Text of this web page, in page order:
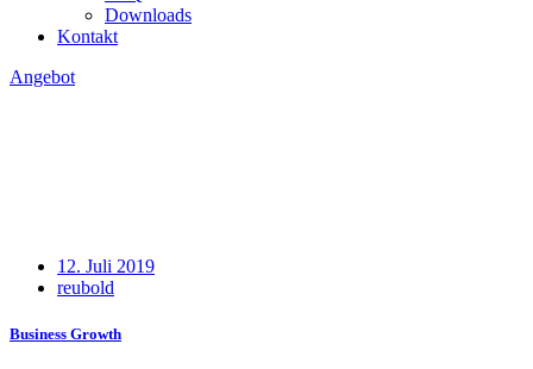
Downloads
Kontakt
Angebot
Posted
on
12. Juli 2019
reubold
Business Growth